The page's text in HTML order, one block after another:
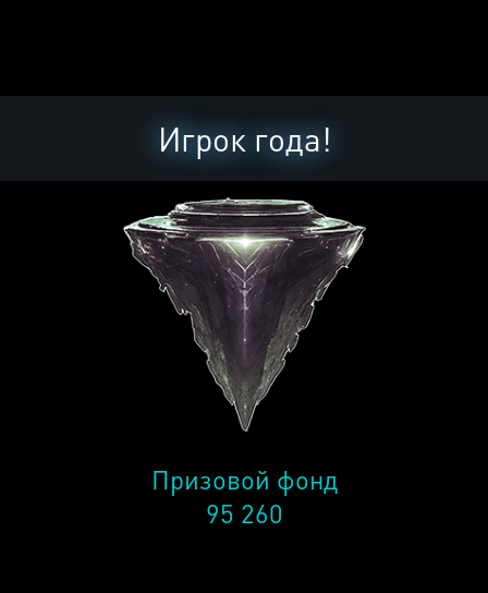
Игрок года!
Призовой фонд
95 260